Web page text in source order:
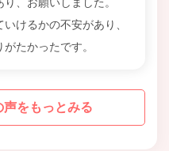
けるかの不安があり、
たかったです。
をもっとみる